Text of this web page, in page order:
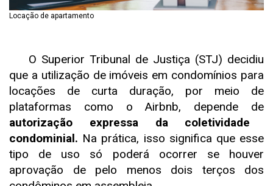
Locação de apartamento
O Superior Tribunal de Justiça (STJ) decidiu
que a utilização de imóveis em condomínios para
locações de curta duração, por meio de
plataformas como o Airbnb, depende de
autorização expressa da coletividade
condominial. Na prática, isso significa que esse
tipo de uso só poderá ocorrer se houver
aprovação de pelo menos dois terços dos